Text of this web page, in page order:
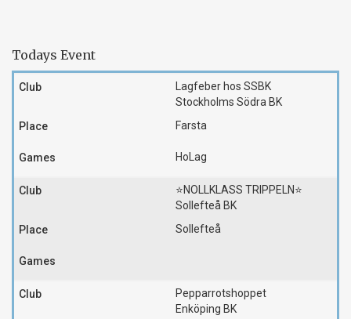
Todays Event
Lagfeber hos SSBK
Stockholms Södra BK
Farsta
HoLag
⭐️NOLLKLASS TRIPPELN⭐️
Sollefteå BK
Sollefteå
Pepparrotshoppet
Enköping BK